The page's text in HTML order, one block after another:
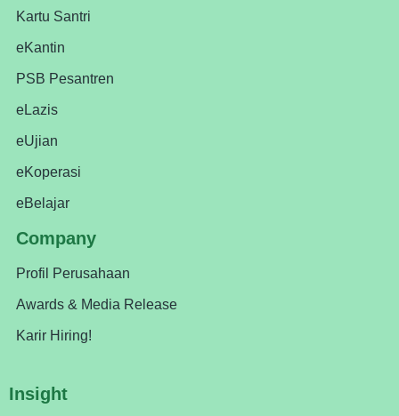
Kartu Santri
eKantin
PSB Pesantren
eLazis
eUjian
eKoperasi
eBelajar
Company
Profil Perusahaan
Awards & Media Release
Karir Hiring!
Insight